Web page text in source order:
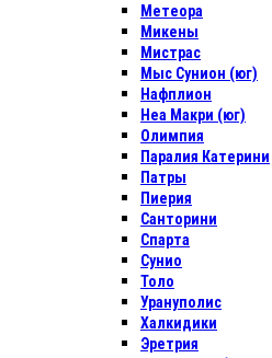
Метеора
Микены
Мистрас
Мыс Сунион (юг)
Нафплион
Неа Макри (юг)
Олимпия
Паралия Катерини
Патры
Пиерия
Санторини
Спарта
Сунио
Толо
Урануполис
Халкидики
Эретрия